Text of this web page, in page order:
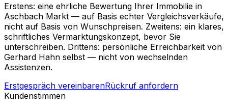
Erstens: eine ehrliche Bewertung Ihrer Immobilie in
Aschbach Markt — auf Basis echter Vergleichsverkäufe,
nicht auf Basis von Wunschpreisen. Zweitens: ein klares,
schriftliches Vermarktungskonzept, bevor Sie
unterschreiben. Drittens: persönliche Erreichbarkeit von
Gerhard Hahn selbst — nicht von wechselnden
Assistenzen.
Erstgespräch vereinbarenRückruf anfordern
Kundenstimmen